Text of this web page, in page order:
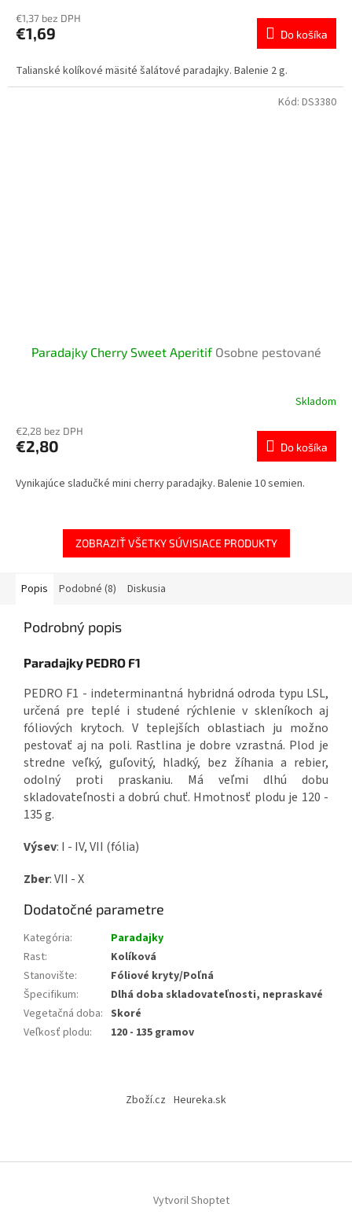
€1,37 bez DPH
€1,69 Do košíka
Talianské kolíkové mäsité šalátové paradajky. Balenie 2 g.
Paradajky Cherry Sweet Aperitif Osobne pestované
Skladom
€2,28 bez DPH
€2,80 Do košíka
Vynikajúce sladučké mini cherry paradajky. Balenie 10 semien.
Kód: DS3380
ZOBRAZIŤ VŠETKY SÚVISIACE PRODUKTY
Popis Podobné (8) Diskusia
Podrobný popis
Paradajky PEDRO F1
PEDRO F1 - indeterminantná hybridná odroda typu LSL,
určená pre teplé i studené rýchlenie v skleníkoch aj
fóliových krytoch. V teplejších oblastiach ju možno
pestovať aj na poli. Rastlina je dobre vzrastná. Plod je
stredne veľký, guľovitý, hladký, bez žíhania a rebier,
odolný proti praskaniu. Má veľmi dlhú dobu
skladovateľnosti a dobrú chuť. Hmotnosť plodu je 120 -
135 g.
Výsev: I - IV, VII (fólia)
Zber: VII - X
Dodatočné parametre
Kategória:
Paradajky
Rast:
Kolíková
Stanovište:
Fóliové kryty/Poľná
Špecifikum:
Dlhá doba skladovateľnosti, nepraskavé
Vegetačná doba: Skoré
Veľkosť plodu: 120 - 135 gramov
i
Zboží.cz Heureka.sk
Vytvoril Shoptet